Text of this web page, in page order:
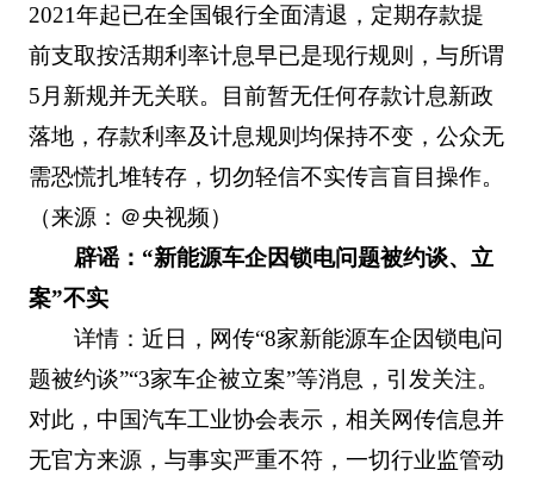
2021年起已在全国银行全面清退，定期存款提
前支取按活期利率计息早已是现行规则，与所谓
5月新规并无关联。目前暂无任何存款计息新政
落地，存款利率及计息规则均保持不变，公众无
需恐慌扎堆转存，切勿轻信不实传言盲目操作。
（来源：＠央视频）
辟谣：“新能源车企因锁电问题被约谈、立
案”不实
详情：近日，网传“8家新能源车企因锁电问
题被约谈”“3家车企被立案”等消息，引发关注。
对此，中国汽车工业协会表示，相关网传信息并
无官方来源，与事实严重不符，一切行业监管动